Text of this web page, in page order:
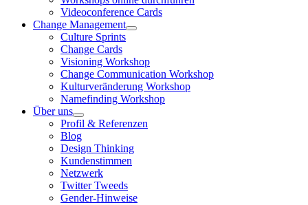
Videoconference Cards
Change Management
Culture Sprints
Change Cards
Visioning Workshop
Change Communication Workshop
Kulturveränderung Workshop
Namefinding Workshop
Über uns
Profil & Referenzen
Blog
Design Thinking
Kundenstimmen
Netzwerk
Twitter Tweeds
Gender-Hinweise